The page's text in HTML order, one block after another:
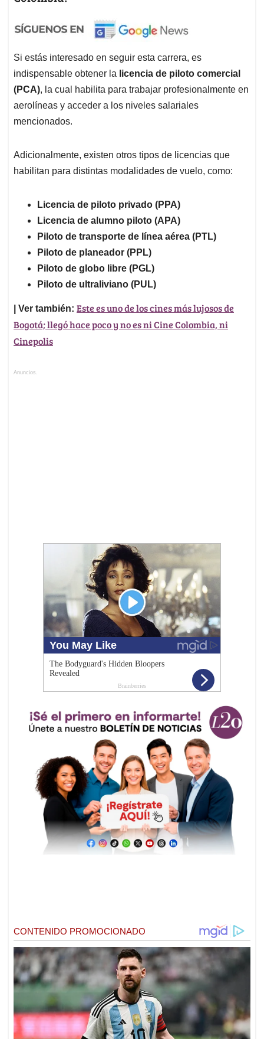
Si estás interesado en seguir esta carrera, es
indispensable obtener la licencia de piloto comercial
(PCA), la cual habilita para trabajar profesionalmente en
aerolíneas y acceder a los niveles salariales
mencionados.
Adicionalmente, existen otros tipos de licencias que
habilitan para distintas modalidades de vuelo, como:
Licencia de piloto privado (PPA)
Licencia de alumno piloto (APA)
Piloto de transporte de línea aérea (PTL)
Piloto de planeador (PPL)
Piloto de globo libre (PGL)
Piloto de ultraliviano (PUL)
| Ver también: Este es uno de los cines más lujosos de
Bogotá; llegó hace poco y no es ni Cine Colombia, ni
Cinepolis
Anuncios.